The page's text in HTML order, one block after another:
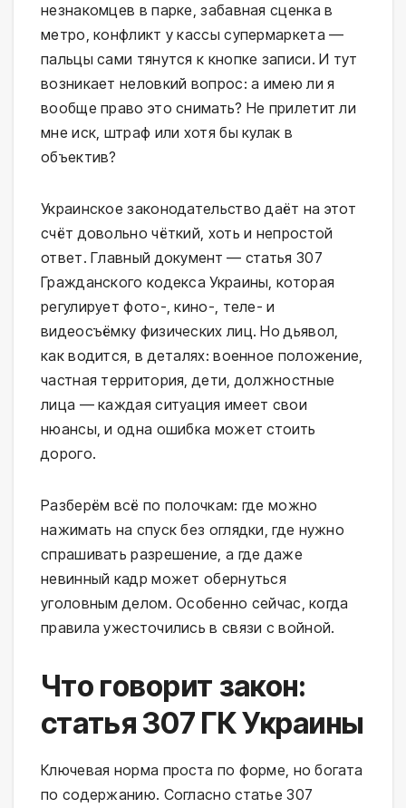
незнакомцев в парке, забавная сценка в
метро, конфликт у кассы супермаркета —
пальцы сами тянутся к кнопке записи. И тут
возникает неловкий вопрос: а имею ли я
вообще право это снимать? Не прилетит ли
мне иск, штраф или хотя бы кулак в
объектив?
Украинское законодательство даёт на этот
счёт довольно чёткий, хоть и непростой
ответ. Главный документ — статья 307
Гражданского кодекса Украины, которая
регулирует фото-, кино-, теле- и
видеосъёмку физических лиц. Но дьявол,
как водится, в деталях: военное положение,
частная территория, дети, должностные
лица — каждая ситуация имеет свои
нюансы, и одна ошибка может стоить
дорого.
Разберём всё по полочкам: где можно
нажимать на спуск без оглядки, где нужно
спрашивать разрешение, а где даже
невинный кадр может обернуться
уголовным делом. Особенно сейчас, когда
правила ужесточились в связи с войной.
Что говорит закон:
статья 307 ГК Украины
Ключевая норма проста по форме, но богата
по содержанию. Согласно статье 307